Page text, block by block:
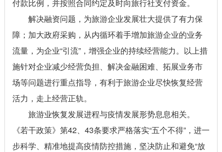
付款比例，并按照合同约定及时向旅行社支付资金。
解决融资问题，为旅游企业发展壮大提供了有力保
障；加大政府采购，从内循环着手增加旅游企业的业务
流量，为企业“引流”，增强企业的持续经营能力。以上措
施针对企业减少经营负担、解决金融困难、拓展业务市
场等问题进行重点指导，有利于旅游企业尽快恢复经营
活力，走上经营正轨。
旅游业恢复发展进程与疫情发展形势息息相关。
《若干政策》第42、43条要求严格落实“五个不得”，进一
步科学、精准地提高疫情防控措施，坚决防止和避免“放